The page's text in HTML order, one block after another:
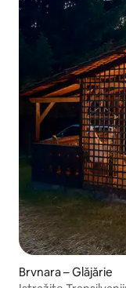
Brvnara – Glăjărie